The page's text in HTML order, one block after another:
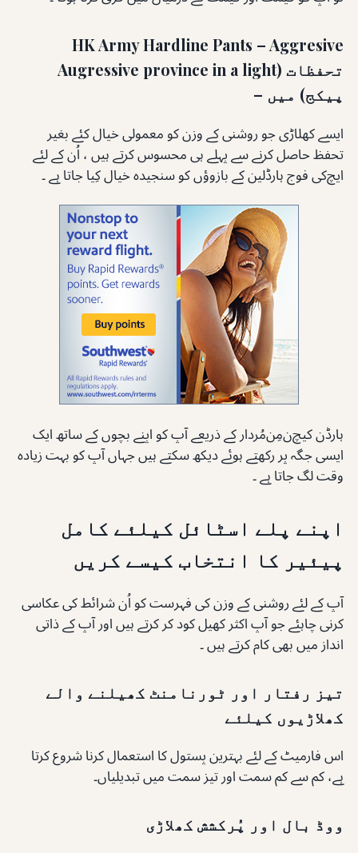
HK Army Hardline Pants – Aggresive
تحفظات (Augressive province in a light
پیکج) میں –
ایسے کھلاڑی جو روشنی کے وزن کو معمولی خیال کئے بغیر
تحفظ حاصل کرنے سے پہلے ہی محسوس کرتے ہیں ، اُن کے لئے
ایچ‌کی فوج ہارڈلین کے بازوؤں کو سنجیدہ خیال کِیا جاتا ہے ۔
ہارڈن کیچ‌ن‌مِن‌مُردار کے ذریعے آپ کو اپنے بچوں کے ساتھ ایک
ایسی جگہ پر رکھتے ہوئے دیکھ سکتے ہیں جہاں آپ کو بہت زیادہ
وقت لگ جاتا ہے ۔
اپنے پلے اسٹائل کیلئے کامل
پیئیر کا انتخاب کیسے کریں
آپ کے لئے روشنی کے وزن کی فہرست کو اُن شرائط کی عکاسی
کرنی چاہئے جو آپ اکثر کھیل کود کر کرتے ہیں اور آپ کے ذاتی
انداز میں بھی کام کرتے ہیں ۔
تیز رفتار اور ٹورنامنٹ کھیلنے والے
کھلاڑیوں کیلئے
اس فارمیٹ کے لئے بہترین پستول کا استعمال کرنا شروع کرتا
ہے، کم سے کم سمت اور تیز سمت میں تبدیلیاں۔
ووڈ بال اور پُرکشش کھلاڑی